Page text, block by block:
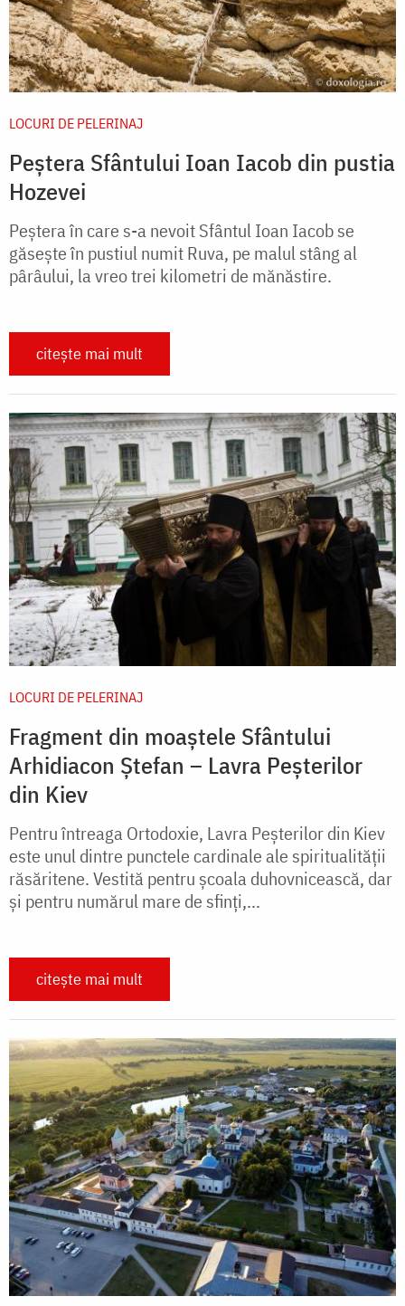
LOCURI DE PELERINAJ
Peștera Sfântului Ioan Iacob din pustia
Hozevei
Peștera în care s-a nevoit Sfântul Ioan Iacob se
găseşte în pustiul numit Ruva, pe malul stâng al
pârâului, la vreo trei kilometri de mănăstire.
citește mai mult
LOCURI DE PELERINAJ
Fragment din moaștele Sfântului
Arhidiacon Ștefan – Lavra Peșterilor
din Kiev
Pentru întreaga Ortodoxie, Lavra Peșterilor din Kiev
este unul dintre punctele cardinale ale spiritualității
răsăritene. Vestită pentru școala duhovnicească, dar
și pentru numărul mare de sfinți,...
citește mai mult